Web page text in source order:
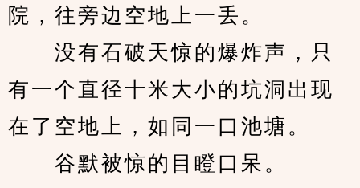
院，往旁边空地上一丢。
没有石破天惊的爆炸声，只
有一个直径十米大小的坑洞出现
在了空地上，如同一口池塘。
谷默被惊的目瞪口呆。